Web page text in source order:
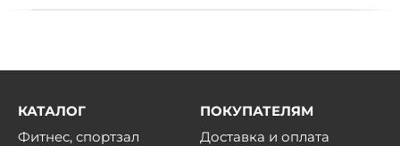
КАТАЛОГ
Фитнес, спортзал
ПОКУПАТЕЛЯМ
Доставка и оплата